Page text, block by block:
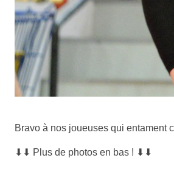
Bravo à nos joueuses qui entament
⬇⬇ Plus de photos en bas ! ⬇⬇